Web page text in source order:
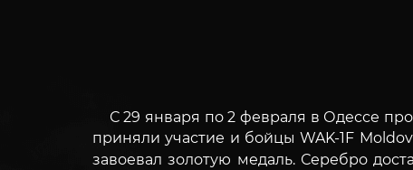
С 29 января по 2 февраля в Одессе
приняли участие и бойцы WAK-1F
завоевал золотую медаль. Серебро